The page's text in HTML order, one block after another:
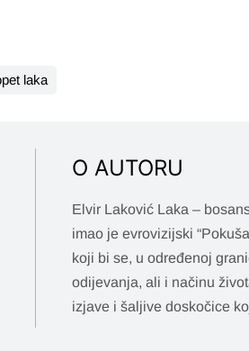
laka
O AUTORU
Elvir Laković Laka –
imao je evrovizijski
koji bi se, u određenoj
odijevanja, ali i načinu
izjave i šaljive doskočice